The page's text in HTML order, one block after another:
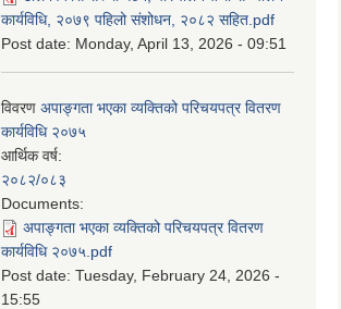
कार्यविधि, २०७९ पहिलो संशोधन, २०८२ सहित.pdf
Post date: Monday, April 13, 2026 - 09:51
विवरण अपाङ्गता भएका व्यक्तिको परिचयपत्र वितरण
कार्यविधि २०७५
आर्थिक वर्ष:
२०८२/०८३
Documents:
अपाङ्गता भएका व्यक्तिको परिचयपत्र वितरण
कार्यविधि २०७५.pdf
Post date: Tuesday, February 24, 2026 -
15:55